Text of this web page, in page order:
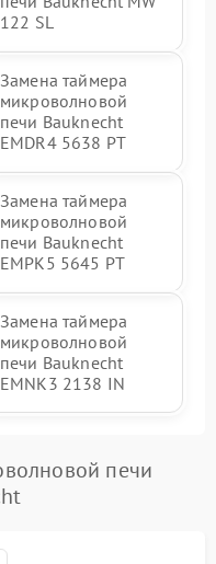
122 SL
Замена таймера
микроволновой
печи Bauknecht
EMDR4 5638 PT
Замена таймера
микроволновой
печи Bauknecht
EMPK5 5645 PT
Замена таймера
микроволновой
печи Bauknecht
EMNK3 2138 IN
печи